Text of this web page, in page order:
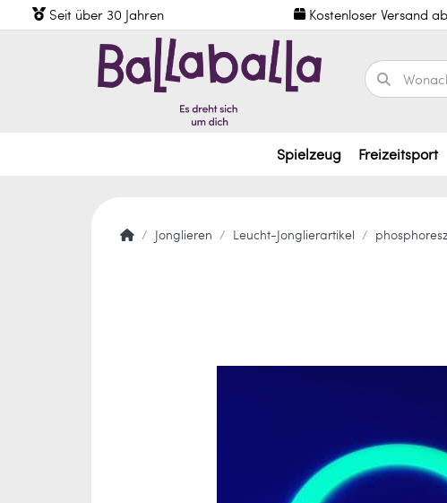
Seit über 30 Jahren Kostenloser Versand
Spielzeug Freizeitsport
Jonglieren Leucht-Jonglierartikel